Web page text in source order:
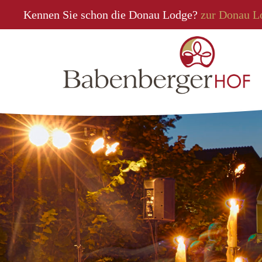
Kennen Sie schon die Donau Lodge? zur Donau